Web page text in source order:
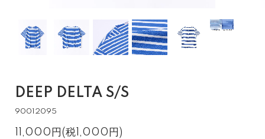
DEEP DELTA S/S
90012095
11,000円(税1,000円)